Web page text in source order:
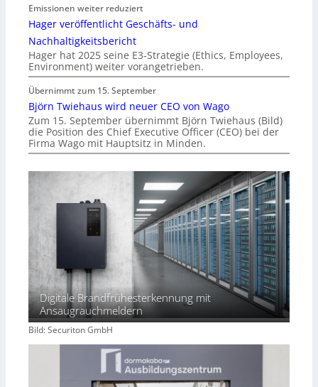
Emissionen weiter reduziert
Hager veröffentlicht Geschäfts- und
Nachhaltigkeitsbericht
Hager hat 2025 seine E3-Strategie (Ethics, Employees,
Environment) weiter vorangetrieben.
Übernimmt zum 15. September
Björn Twiehaus wird neuer CEO von Wago
Zum 15. September übernimmt Björn Twiehaus (Bild)
die Position des Chief Executive Officer (CEO) bei der
Firma Wago mit Hauptsitz in Minden.
Digitale Brandfrühesterkennung mit
Ansaugrauchmeldern
Bild: Securiton GmbH